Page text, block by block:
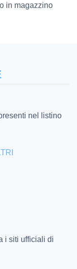
in magazzino
nel listino
i siti ufficiali di